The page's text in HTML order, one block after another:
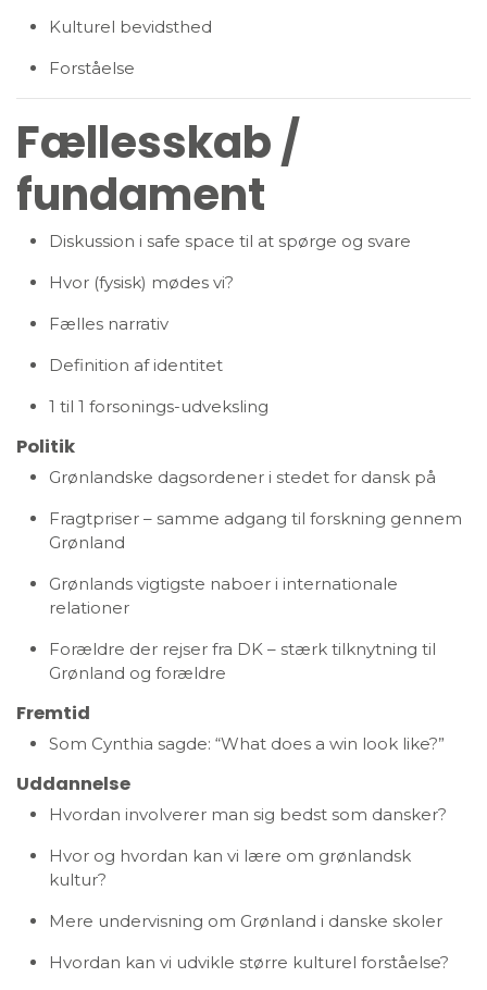
Kulturel bevidsthed
Forståelse
Fællesskab /
fundament
Diskussion i safe space til at spørge og svare
Hvor (fysisk) mødes vi?
Fælles narrativ
Definition af identitet
1 til 1 forsonings-udveksling
Politik
Grønlandske dagsordener i stedet for dansk på
Fragtpriser – samme adgang til forskning gennem
Grønland
Grønlands vigtigste naboer i internationale
relationer
Forældre der rejser fra DK – stærk tilknytning til
Grønland og forældre
Fremtid
Som Cynthia sagde: “What does a win look like?”
Uddannelse
Hvordan involverer man sig bedst som dansker?
Hvor og hvordan kan vi lære om grønlandsk
kultur?
Mere undervisning om Grønland i danske skoler
Hvordan kan vi udvikle større kulturel forståelse?